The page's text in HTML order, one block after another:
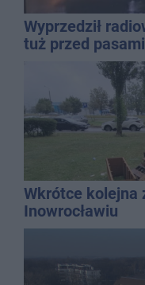
Wyprzedził
tuż przed pasami
Wkrótce kolejna
Inowrocławiu